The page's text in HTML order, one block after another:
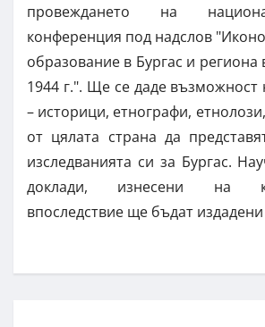
провеждането на
конференция под надслов
образование в Бургас и региона
1944 г.". Ще се даде възможност
– историци, етнографи,
от цялата страна да
изследванията си за Бургас.
доклади, изнесени на
впоследствие ще бъдат